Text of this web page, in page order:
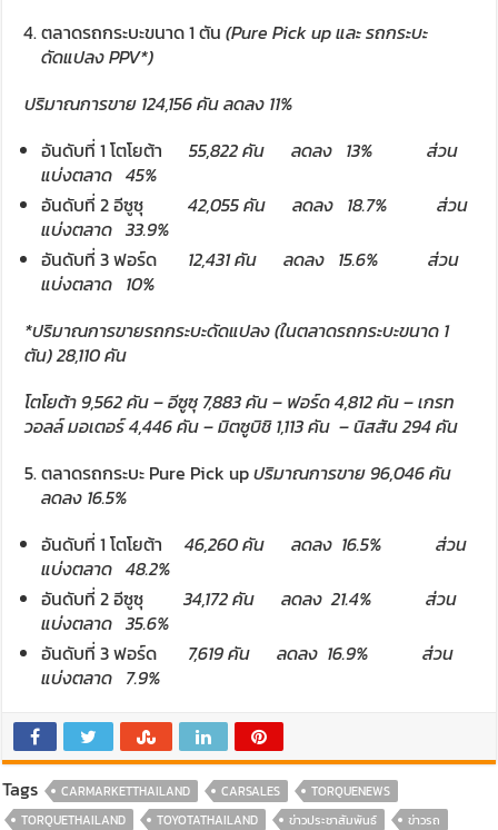
ตลาดรถกระบะขนาด 1 ตัน(Pure Pick up และ รถกระบะ
ดัดแปลง PPV*)
ปริมาณการขาย 124,156คัน ลดลง 11%
อันดับที่ 1 โตโยต้า 55,822คัน ลดลง 13%ส่วน
แบ่งตลาด 45%
อันดับที่ 2 อีซูซุ42,055คัน ลดลง 18.7%ส่วน
แบ่งตลาด 33.9%
อันดับที่ 3 ฟอร์ด 12,431คัน ลดลง 15.6% ส่วน
แบ่งตลาด 10%
*ปริมาณการขายรถกระบะดัดแปลง(ในตลาดรถกระบะขนาด 1
ตัน) 28,110คัน
โตโยต้า9,562คัน–อีซูซุ 7,883คัน– ฟอร์ด4,812คัน–เกรท
วอลล์ มอเตอร์4,446คัน–มิตซูบิชิ1,113คัน–นิสสัน294คัน
ตลาดรถกระบะ Pure Pick upปริมาณการขาย96,046คัน
ลดลง 16.5%
อันดับที่ 1 โตโยต้า46,260คัน ลดลง 16.5%
ส่วน
แบ่งตลาด 48.2%
อันดับที่ 2 อีซูซุ 34,172คัน ลดลง 21.4%ส่วน
แบ่งตลาด 35.6%
อันดับที่ 3 ฟอร์ด 7,619คัน ลดลง 16.9%ส่วน
แบ่งตลาด 7.9%
Tags CARMARKETTHAILAND CARSALES
TORQUENEWS
TORQUETHAILAND
TOYOTATHAILAND ข่าวประชาสัมพันธ์
ข่าวรถ